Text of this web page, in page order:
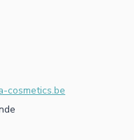
cosmetics.be